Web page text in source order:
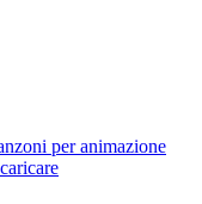
per animazione